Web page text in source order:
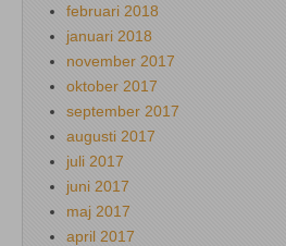
februari 2018
januari 2018
november 2017
oktober 2017
september 2017
augusti 2017
juli 2017
juni 2017
maj 2017
april 2017